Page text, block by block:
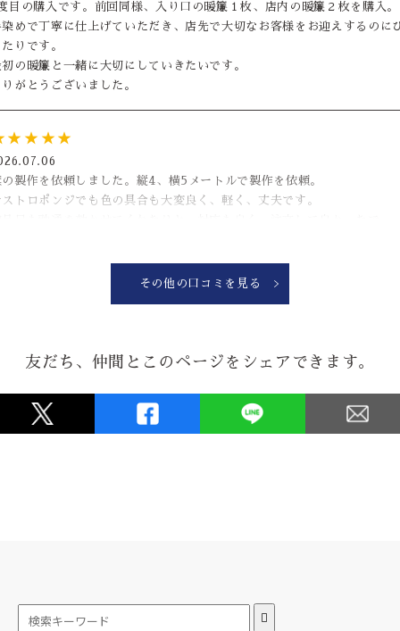
目の購入です。前回同様、入り口の暖簾１枚、店内の暖簾２枚を購入。
染めで丁寧に仕上げていただき、店先で大切なお客様をお迎えするのに
りです。
初の暖簾と一緒に大切にしていきたいです。
がとうございました。
の製作を依頼しました。縦4、横5メートルで製作を依頼。
ストロポンジでも色の具合も大変良く、軽く、丈夫です。
ぜと？市販にかまけてへし折ったから注文に向かってますから！！
くとても評判が良かったです。
その他の口コミを見る
友だち、仲間とこのページをシェアできます。